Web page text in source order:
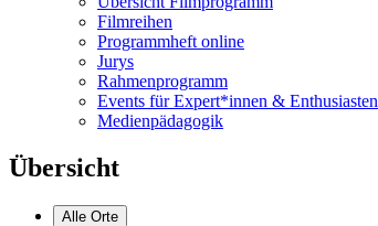
Filmreihen
Programmheft online
Jurys
Rahmenprogramm
Events für Expert*innen & Enthusiasten
Medienpädagogik
Übersicht
Alle Orte